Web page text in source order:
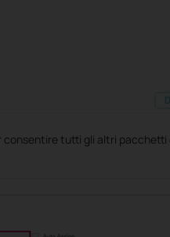
consentire tutti gli altri